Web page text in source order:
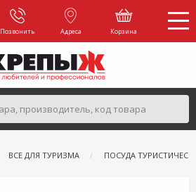
Позвонить Адреса Корзина
ВСЕ ДЛЯ ТУРИЗМА ПОСУДА